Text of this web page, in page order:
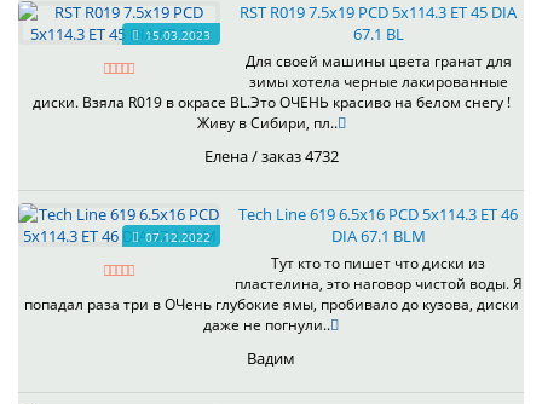
15.03.2023
RST R019 7.5x19 PCD 5x114.3 ET 45 DIA
67.1 BL
Для своей машины цвета гранат для
зимы хотела черные лакированные
диски. Взяла R019 в окрасе BL.Это ОЧЕНЬ красиво на белом снегу !
Живу в Сибири, пл..
Елена / заказ 4732
07.12.2022
Tech Line 619 6.5x16 PCD 5x114.3 ET 46
DIA 67.1 BLM
Тут кто то пишет что диски из
пластелина, это наговор чистой воды. Я
попадал раза три в ОЧень глубокие ямы, пробивало до кузова, диски
даже не погнули..
Вадим